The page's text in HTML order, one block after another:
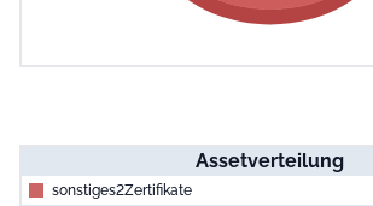
Assetverteilung
sonstiges2Zertifikate